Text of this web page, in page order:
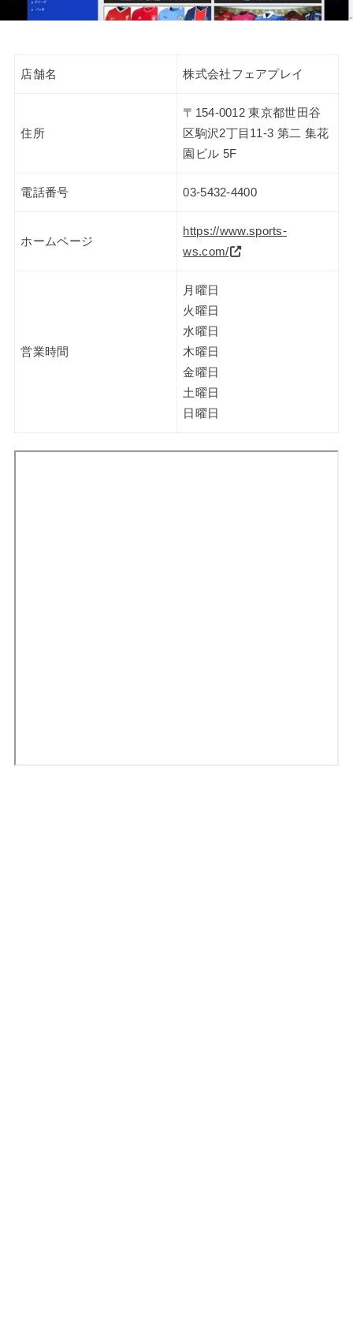
店舗名 株式会社フェアプレイ
住所
〒154-0012 東京都世田谷
区駒沢2丁目11-3 第二 集花
園ビル 5F
電話番号 03-5432-4400
ホームページ
https://www.sports-
ws.com/
営業時間
月曜日
火曜日
水曜日
木曜日
金曜日
土曜日
日曜日